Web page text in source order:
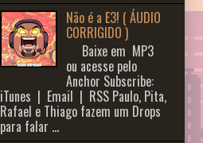
Não é a E3! ( ÁUDIO
CORRIGIDO )
Baixe em MP3
ou acesse pelo
Anchor Subscribe:
iTunes | Email | RSS Paulo, Pita,
Rafael e Thiago fazem um Drops
para falar ...